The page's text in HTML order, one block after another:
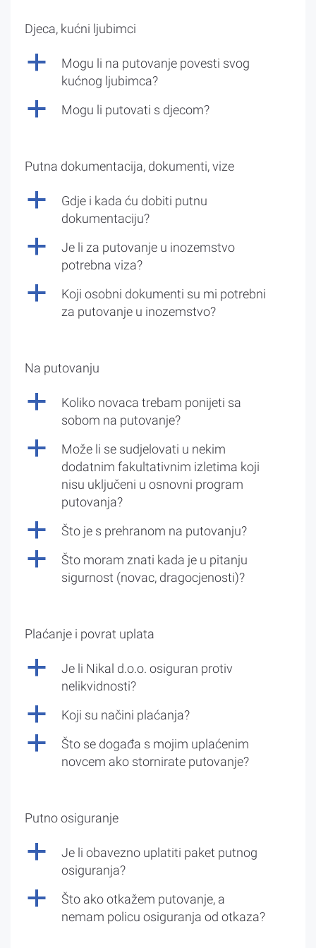
Djeca, kućni ljubimci
a
Mogu li na putovanje povesti svog
kućnog ljubimca?
a Mogu li putovati s djecom?
Putna dokumentacija, dokumenti, vize
a
Gdje i kada ću dobiti putnu
dokumentaciju?
a
Je li za putovanje u inozemstvo
potrebna viza?
a
Koji osobni dokumenti su mi potrebni
za putovanje u inozemstvo?
Na putovanju
a
Koliko novaca trebam ponijeti sa
sobom na putovanje?
a
Može li se sudjelovati u nekim
dodatnim fakultativnim izletima koji
nisu uključeni u osnovni program
putovanja?
a Što je s prehranom na putovanju?
a
Što moram znati kada je u pitanju
sigurnost (novac, dragocjenosti)?
Plaćanje i povrat uplata
a
Je li Nikal d.o.o. osiguran protiv
nelikvidnosti?
a Koji su načini plaćanja?
a
Što se događa s mojim uplaćenim
novcem ako stornirate putovanje?
Putno osiguranje
a
Je li obavezno uplatiti paket putnog
osiguranja?
a
Što ako otkažem putovanje, a
nemam policu osiguranja od otkaza?